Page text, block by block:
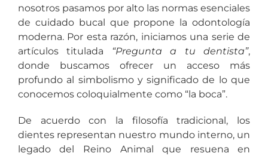
nosotros pasamos por alto las normas esenciales
de cuidado bucal que propone la odontología
moderna. Por esta razón, iniciamos una serie de
artículos titulada “Pregunta a tu dentista”,
donde buscamos ofrecer un acceso más
profundo al simbolismo y significado de lo que
conocemos coloquialmente como “la boca”.
De acuerdo con la filosofía tradicional, los
dientes representan nuestro mundo interno, un
legado del Reino Animal que resuena en